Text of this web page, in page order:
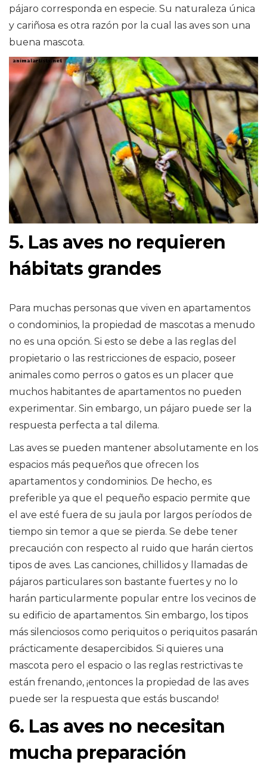
pájaro corresponda en especie. Su naturaleza única
y cariñosa es otra razón por la cual las aves son una
buena mascota.
5. Las aves no requieren
hábitats grandes
Para muchas personas que viven en apartamentos
o condominios, la propiedad de mascotas a menudo
no es una opción. Si esto se debe a las reglas del
propietario o las restricciones de espacio, poseer
animales como perros o gatos es un placer que
muchos habitantes de apartamentos no pueden
experimentar. Sin embargo, un pájaro puede ser la
respuesta perfecta a tal dilema.
Las aves se pueden mantener absolutamente en los
espacios más pequeños que ofrecen los
apartamentos y condominios. De hecho, es
preferible ya que el pequeño espacio permite que
el ave esté fuera de su jaula por largos períodos de
tiempo sin temor a que se pierda. Se debe tener
precaución con respecto al ruido que harán ciertos
tipos de aves. Las canciones, chillidos y llamadas de
pájaros particulares son bastante fuertes y no lo
harán particularmente popular entre los vecinos de
su edificio de apartamentos. Sin embargo, los tipos
más silenciosos como periquitos o periquitos pasarán
prácticamente desapercibidos. Si quieres una
mascota pero el espacio o las reglas restrictivas te
están frenando, ¡entonces la propiedad de las aves
puede ser la respuesta que estás buscando!
6. Las aves no necesitan
mucha preparación